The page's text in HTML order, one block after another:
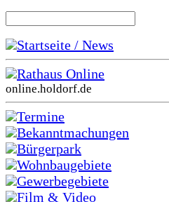
Startseite / News
Rathaus Online
online.holdorf.de
Termine
Bekanntmachungen
Bürgerpark
Wohnbaugebiete
Gewerbegebiete
Film & Video